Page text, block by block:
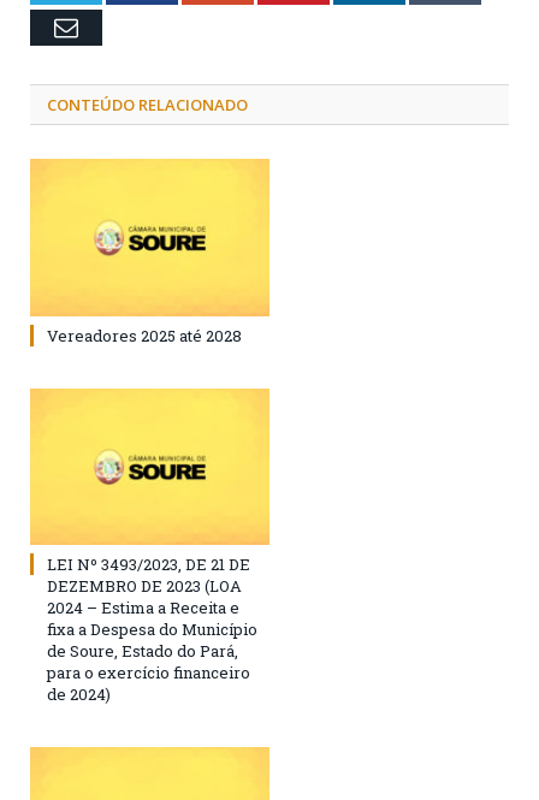
Email
CONTEÚDO RELACIONADO
Vereadores 2025 até 2028
LEI Nº 3493/2023, DE 21 DE
DEZEMBRO DE 2023 (LOA
2024 – Estima a Receita e
fixa a Despesa do Município
de Soure, Estado do Pará,
para o exercício financeiro
de 2024)